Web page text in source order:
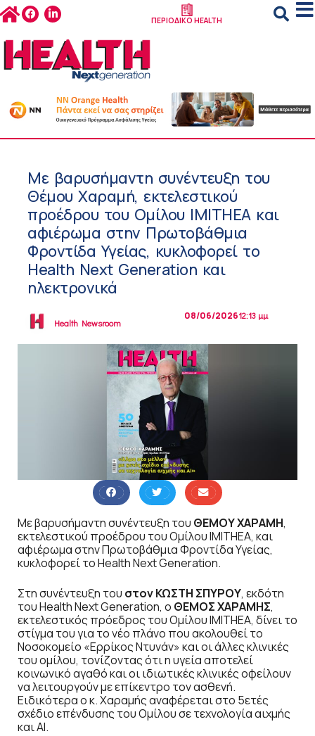
ΠΕΡΙΟΔΙΚΟ HEALTH
Με βαρυσήμαντη συνέντευξη του
Θέμου Χαραμή, εκτελεστικού
προέδρου του Ομίλου IMITHEA και
αφιέρωμα στην Πρωτοβάθμια
Φροντίδα Υγείας, κυκλοφορεί το
Health Next Generation και
ηλεκτρονικά
Health Newsroom
08/06/202612:13 μμ
Με βαρυσήμαντη συνέντευξη του ΘΕΜΟΥ ΧΑΡΑΜΗ,
εκτελεστικού προέδρου του Ομίλου IMITHEA, και
αφιέρωμα στην Πρωτοβάθμια Φροντίδα Υγείας,
κυκλοφορεί το Health Next Generation.
Στη συνέντευξη του στον ΚΩΣΤΗ ΣΠΥΡΟΥ, εκδότη
του Health Next Generation, ο ΘΕΜΟΣ ΧΑΡΑΜΗΣ,
εκτελεστικός πρόεδρος του Ομίλου IMITHEA, δίνει το
στίγμα του για το νέο πλάνο που ακολουθεί το
Νοσοκομείο «Ερρίκος Ντυνάν» και οι άλλες κλινικές
του ομίλου, τονίζοντας ότι η υγεία αποτελεί
κοινωνικό αγαθό και οι ιδιωτικές κλινικές οφείλουν
να λειτουργούν με επίκεντρο τον ασθενή.
Ειδικότερα ο κ. Χαραμής αναφέρεται στο 5ετές
σχέδιο επένδυσης του Ομίλου σε τεχνολογία αιχμής
και ΑΙ.